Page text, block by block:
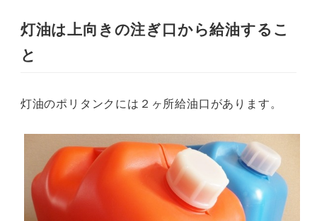
灯油は上向きの注ぎ口から給油するこ
と
灯油のポリタンクには２ヶ所給油口があります。